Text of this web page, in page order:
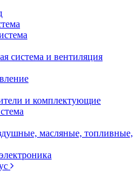
система и вентиляция
и комплектующие
масляные, топливные,